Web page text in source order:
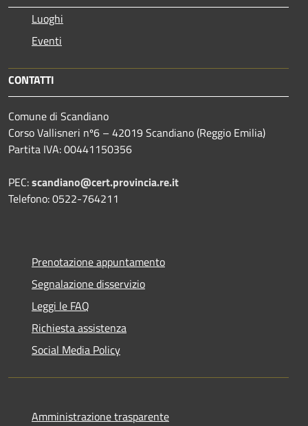
Luoghi
Eventi
CONTATTI
Comune di Scandiano
Corso Vallisneri nº6 – 42019 Scandiano (Reggio Emilia)
Partita IVA: 00441150356
PEC:scandiano@cert.provincia.re.it
Telefono: 0522-764211
Prenotazione appuntamento
Segnalazione disservizio
Leggi le FAQ
Richiesta assistenza
Social Media Policy
Amministrazione trasparente